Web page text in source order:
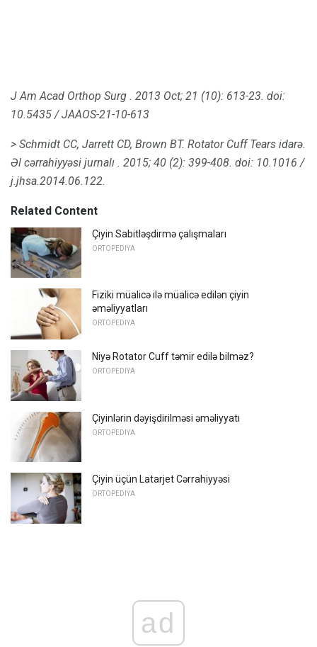
J Am Acad Orthop Surg . 2013 Oct; 21 (10): 613-23. doi:
10.5435 / JAAOS-21-10-613
> Schmidt CC, Jarrett CD, Brown BT. Rotator Cuff Tears idarə.
Əl cərrahiyyəsi jurnalı . 2015; 40 (2): 399-408. doi: 10.1016 /
j.jhsa.2014.06.122.
Related Content
Çiyin Sabitləşdirmə çalışmaları
ORTOPEDIYA
Fiziki müalicə ilə müalicə edilən çiyin
əməliyyatları
ORTOPEDIYA
Niyə Rotator Cuff təmir edilə bilməz?
ORTOPEDIYA
Çiyinlərin dəyişdirilməsi əməliyyatı
ORTOPEDIYA
Çiyin üçün Latarjet Cərrahiyyəsi
ORTOPEDIYA
ad